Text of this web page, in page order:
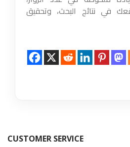
في نتائج البحث، وتحقيق
CUSTOMER SERVICE